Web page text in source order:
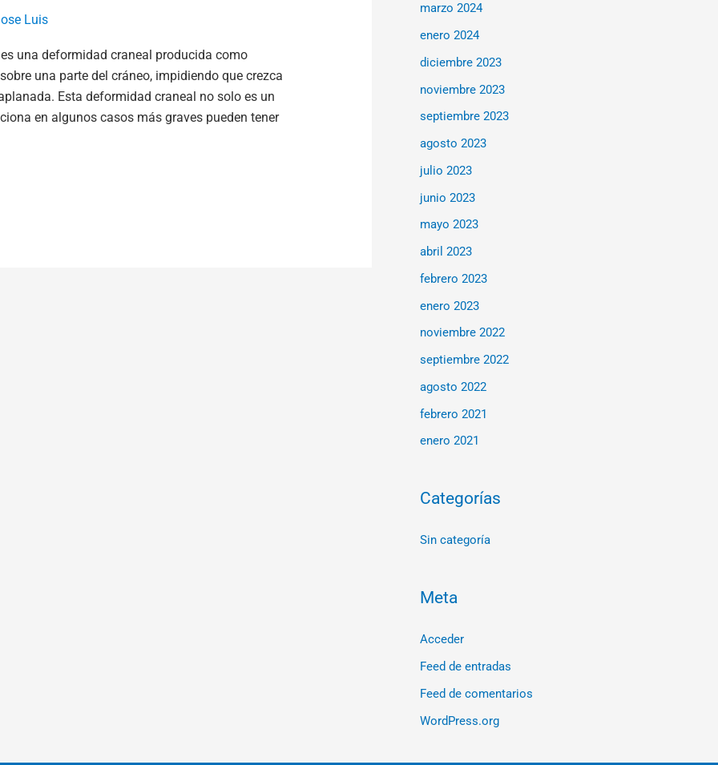
Luis
una deformidad craneal producida como
una parte del cráneo, impidiendo que crezca
Esta deformidad craneal no solo es un
en algunos casos más graves pueden tener
marzo 2024
enero 2024
diciembre 2023
noviembre 2023
septiembre 2023
agosto 2023
julio 2023
junio 2023
mayo 2023
abril 2023
febrero 2023
enero 2023
noviembre 2022
septiembre 2022
agosto 2022
febrero 2021
enero 2021
Categorías
Sin categoría
Meta
Acceder
Feed de entradas
Feed de comentarios
WordPress.org